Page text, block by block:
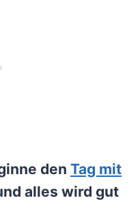
den Tag mit
alles wird gut